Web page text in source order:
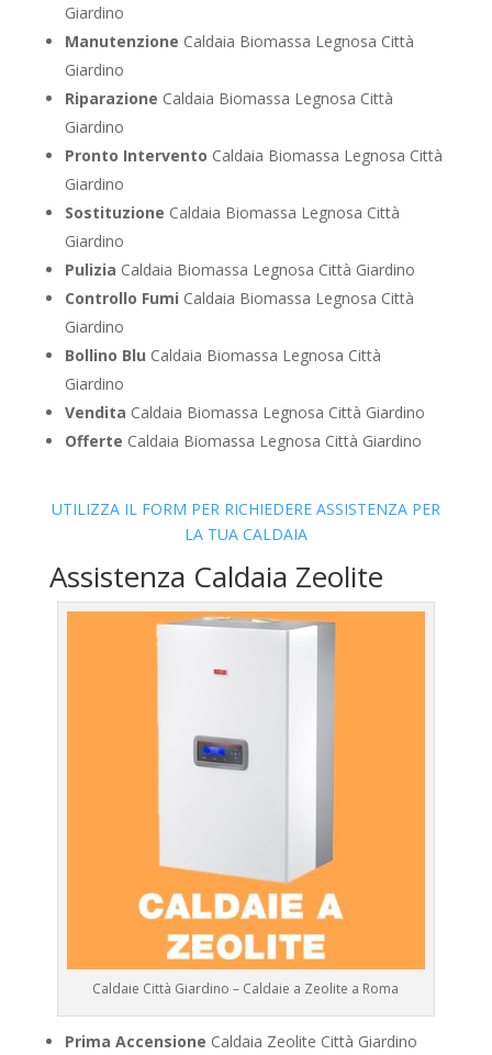
Giardino
Manutenzione Caldaia Biomassa Legnosa Città
Giardino
Riparazione Caldaia Biomassa Legnosa Città
Giardino
Pronto Intervento Caldaia Biomassa Legnosa Città
Giardino
Sostituzione Caldaia Biomassa Legnosa Città
Giardino
Pulizia Caldaia Biomassa Legnosa Città Giardino
Controllo Fumi Caldaia Biomassa Legnosa Città
Giardino
Bollino Blu Caldaia Biomassa Legnosa Città
Giardino
Vendita Caldaia Biomassa Legnosa Città Giardino
Offerte Caldaia Biomassa Legnosa Città Giardino
UTILIZZA IL FORM PER RICHIEDERE ASSISTENZA PER
LA TUA CALDAIA
Assistenza Caldaia Zeolite
Caldaie Città Giardino – Caldaie a Zeolite a Roma
Prima Accensione Caldaia Zeolite Città Giardino